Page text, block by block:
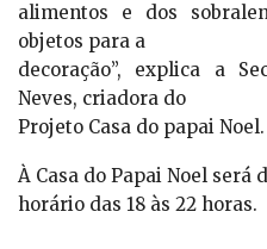
alimentos e dos
objetos para a
decoração”, explica a
Neves, criadora do
Projeto Casa do papai Noel.
À Casa do Papai Noel
horário das 18 às 22 horas.